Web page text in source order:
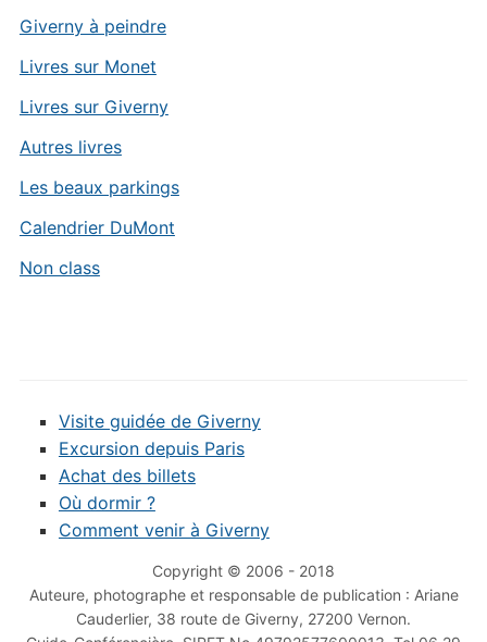
Giverny à peindre
Livres sur Monet
Livres sur Giverny
Autres livres
Les beaux parkings
Calendrier DuMont
Non class
Visite guidée de Giverny
Excursion depuis Paris
Achat des billets
Où dormir ?
Comment venir à Giverny
Copyright © 2006 - 2018
Auteure, photographe et responsable de publication : Ariane
Cauderlier, 38 route de Giverny, 27200 Vernon.